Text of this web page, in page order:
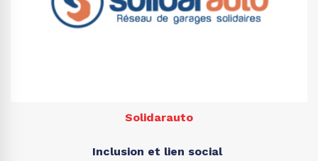
Solidarauto
Inclusion et lien social